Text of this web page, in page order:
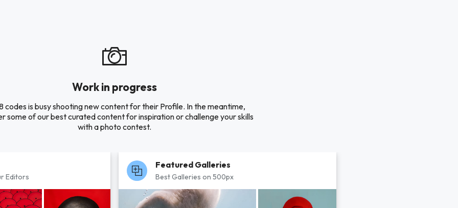
Work in progress
codes is busy shooting new content for their Profile. In the meantime,
some of our best curated content for inspiration or challenge your skills
with a photo contest.
Editors
Featured Galleries
Best Galleries on 500px